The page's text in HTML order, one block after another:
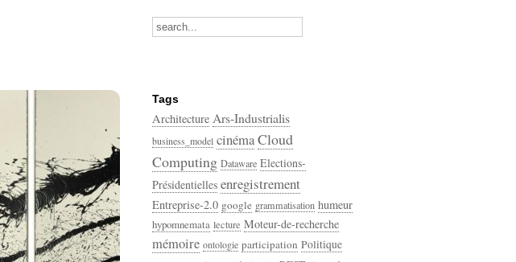
Tags
Architecture Ars-Industrialis
business_model cinémaCloud
Computing Dataware Elections-
Présidentielles enregistrement
Entreprise-2.0 google grammatisation humeur
hypomnemata lecture Moteur-de-recherche
mémoire ontologie participation Politique